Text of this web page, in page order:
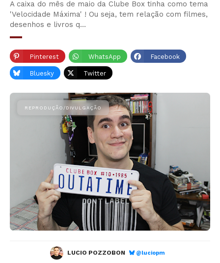
A caixa do mês de maio da Clube Box tinha como tema
'Velocidade Máxima' ! Ou seja, tem relação com filmes,
desenhos e livros q…
Pinterest WhatsApp Facebook
Bluesky Twitter
LUCIO POZZOBON @luciopm